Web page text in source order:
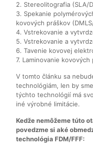
2. Stereolitografia (SLA/
3. Spekanie
kovových práškov
4. Vstrekovanie a
5. Vstrekovanie a
6. Tavenie kovovej
7. Laminovanie
V tomto článku sa
technológiám, len by
týchto technológií má
iné výrobné limitácie.
Kedže nemôžeme túto
povedzme si aké
technológia FDM/FFF: